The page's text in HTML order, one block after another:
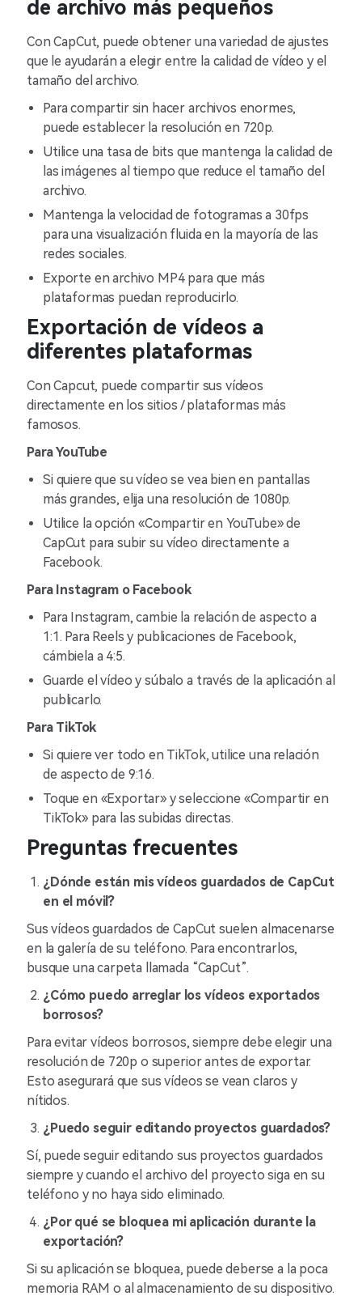
de archivo más pequeños
Con CapCut, puede obtener una variedad de ajustes
que le ayudarán a elegir entre la calidad de vídeo y el
tamaño del archivo.
Para compartir sin hacer archivos enormes,
puede establecer la resolución en 720p.
Utilice una tasa de bits que mantenga la calidad de
las imágenes al tiempo que reduce el tamaño del
archivo.
Mantenga la velocidad de fotogramas a 30fps
para una visualización fluida en la mayoría de las
redes sociales.
Exporte en archivo MP4 para que más
plataformas puedan reproducirlo.
Exportación de vídeos a
diferentes plataformas
Con Capcut, puede compartir sus vídeos
directamente en los sitios / plataformas más
famosos.
Para YouTube
Si quiere que su vídeo se vea bien en pantallas
más grandes, elija una resolución de 1080p.
Utilice la opción «Compartir en YouTube» de
CapCut para subir su vídeo directamente a
Facebook.
Para Instagram o Facebook
Para Instagram, cambie la relación de aspecto a
1:1. Para Reels y publicaciones de Facebook,
cámbiela a 4:5.
Guarde el vídeo y súbalo a través de la aplicación al
publicarlo.
Para TikTok
Si quiere ver todo en TikTok, utilice una relación
de aspecto de 9:16.
Toque en «Exportar» y seleccione «Compartir en
TikTok» para las subidas directas.
Preguntas frecuentes
¿Dónde están mis vídeos guardados de CapCut
en el móvil?
Sus vídeos guardados de CapCut suelen almacenarse
en la galería de su teléfono. Para encontrarlos,
busque una carpeta llamada “CapCut”.
¿Cómo puedo arreglar los vídeos exportados
borrosos?
Para evitar vídeos borrosos, siempre debe elegir una
resolución de 720p o superior antes de exportar.
Esto asegurará que sus vídeos se vean claros y
nítidos.
¿Puedo seguir editando proyectos guardados?
Sí, puede seguir editando sus proyectos guardados
siempre y cuando el archivo del proyecto siga en su
teléfono y no haya sido eliminado.
¿Por qué se bloquea mi aplicación durante la
exportación?
Si su aplicación se bloquea, puede deberse a la poca
memoria RAM o al almacenamiento de su dispositivo.